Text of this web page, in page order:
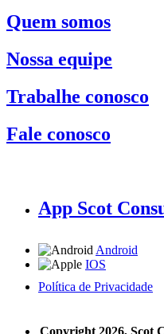
Quem somos
Nossa equipe
Trabalhe conosco
Fale conosco
App Scot
Android
IOS
Política de Privacidade
Copyright 2026, Scot